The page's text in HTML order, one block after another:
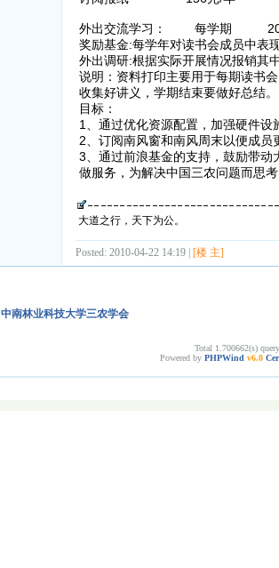
外出交流学习： 每学期
奖励基金:每学年对读书会成
外出调研:根据实际开展情况报销其
说明：资料打印主要用于每期读书
收集好讲义，学期结束要做好总结。
目标：
1、通过优化资源配置，加强硬件
2、订阅南风窗和南风周末以便成
3、通过前浪基金的支持，鼓励带
做服务，为解决中国三农问题而思
大道之行，天下为公。
Posted: 2010-04-22 14:19 | [楼 主]
中南林业科技大学三农学会
Total 1.700662(s)
Powered by PHPWind v6.0